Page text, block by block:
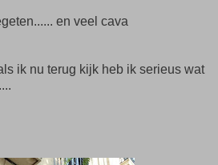
en veel cava
ik nu terug kijk heb ik serieus wat